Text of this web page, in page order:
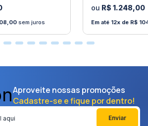
00sem juros
R$ 1.248,00
12 R$
Aproveite nossas promoções
Cadastre-se e fique por dentro!
Enviar